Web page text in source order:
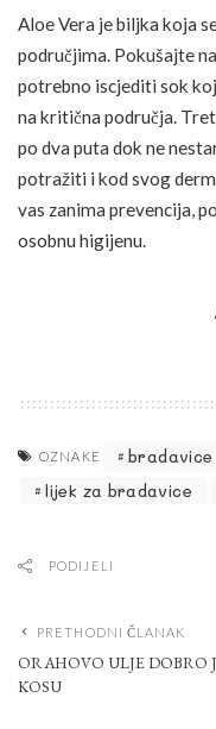
Aloe Vera je biljka koja
područjima. Pokušajte
potrebno iscjediti sok
na kritična područja.
po dva puta dok ne
potražiti i kod svog
vas zanima prevencija,
osobnu higijenu.
OZNAKE bradavice
lijek za bradavice
PODIJELI
PRETHODNI ČLANAK
ORAHOVO ULJE DOBRO
KOSU